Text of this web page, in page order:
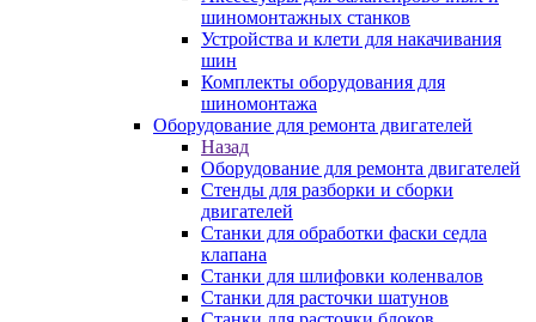
шиномонтажных станков
Устройства и клети для накачивания
шин
Комплекты оборудования для
шиномонтажа
Оборудование для ремонта двигателей
Назад
Оборудование для ремонта двигателей
Стенды для разборки и сборки
двигателей
Станки для обработки фаски седла
клапана
Станки для шлифовки коленвалов
Станки для расточки шатунов